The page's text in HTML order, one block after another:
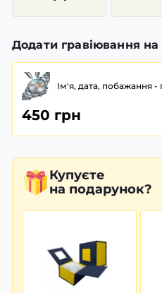
Додати гравіювання
Ім'я, дата, побажання
450 грн
Купуєте
на подарунок?